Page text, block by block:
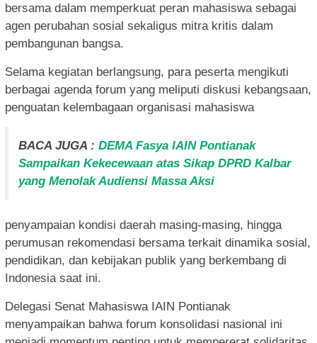
bersama dalam memperkuat peran mahasiswa sebagai
agen perubahan sosial sekaligus mitra kritis dalam
pembangunan bangsa.
Selama kegiatan berlangsung, para peserta mengikuti
berbagai agenda forum yang meliputi diskusi kebangsaan,
penguatan kelembagaan organisasi mahasiswa
BACA JUGA : DEMA Fasya IAIN Pontianak
Sampaikan Kekecewaan atas Sikap DPRD Kalbar
yang Menolak Audiensi Massa Aksi
penyampaian kondisi daerah masing-masing, hingga
perumusan rekomendasi bersama terkait dinamika sosial,
pendidikan, dan kebijakan publik yang berkembang di
Indonesia saat ini.
Delegasi Senat Mahasiswa IAIN Pontianak
menyampaikan bahwa forum konsolidasi nasional ini